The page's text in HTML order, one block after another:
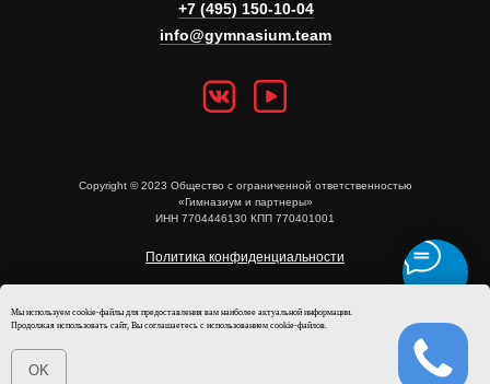
Copyright © 2023 Общество с ограниченной ответственностью
«Гимназиум и партнеры»
ИНН 7704446130 КПП 770401001
+7 (495) 150-10-04
info@gymnasium.team
Политика конфиденциальности
Пользовательское соглашение
Мы используем cookie-файлы для предоставления вам наиболее актуальной информации.
Продолжая использовать сайт, Вы соглашаетесь с использованием cookie-файлов.
OK